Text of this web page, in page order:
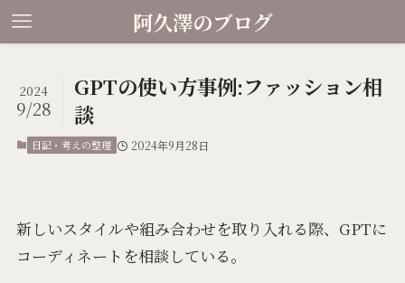
阿久澤のブログ
GPTの使い方事例:ファッション相
談
2024
9/28
日記・考えの整理 2024年9月28日
新しいスタイルや組み合わせを取り入れる際、GPTに
コーディネートを相談している。